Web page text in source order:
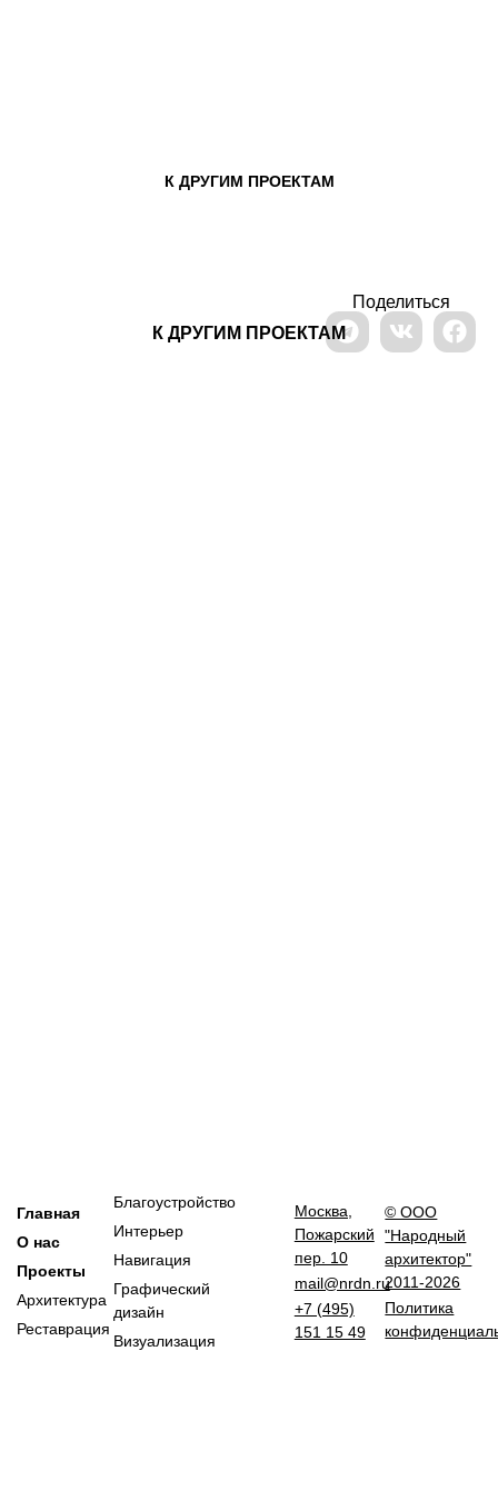
К ДРУГИМ ПРОЕКТАМ
Поделиться
К ДРУГИМ ПРОЕКТАМ
Главная
О нас
Проекты
Архитектура
Реставрация
Благоустройство
Интерьер
Навигация
Графический
дизайн
Визуализация
Москва,
Пожарский
пер. 10
mail@nrdn.ru
+7 (495)
151 15 49
© ООО
"Народный
архитектор"
2011-2026
Политика